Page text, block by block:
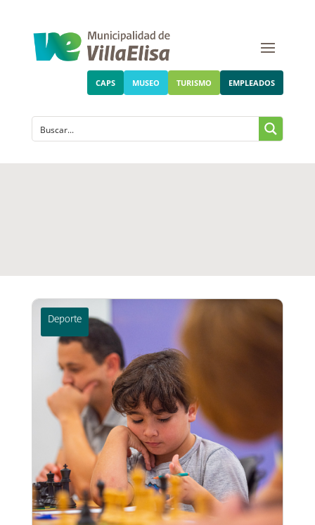
CAPS MUSEO TURISMO EMPLEADOS
Deporte